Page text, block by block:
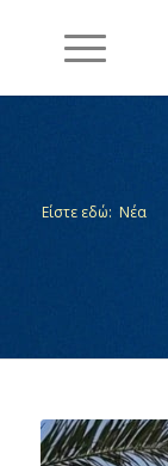
Είστε εδώ: Νέα